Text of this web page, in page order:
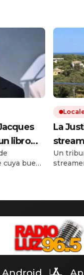
libro
de
a
buena
La
hasta
Un